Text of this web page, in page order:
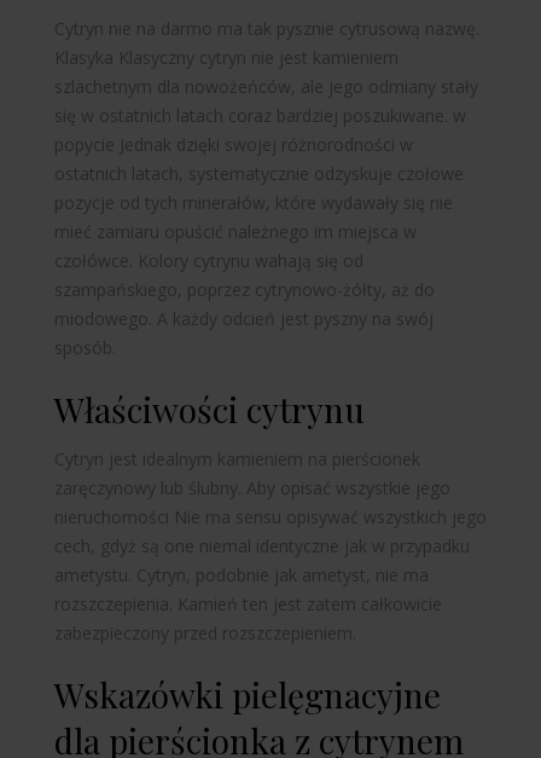
Cytryn nie na darmo ma tak pysznie cytrusową nazwę.
Klasyka Klasyczny cytryn nie jest kamieniem
szlachetnym dla nowożeńców, ale jego odmiany stały
się w ostatnich latach coraz bardziej poszukiwane. w
popycie Jednak dzięki swojej różnorodności w
ostatnich latach, systematycznie odzyskuje czołowe
pozycje od tych minerałów, które wydawały się nie
mieć zamiaru opuścić należnego im miejsca w
czołówce. Kolory cytrynu wahają się od
szampańskiego, poprzez cytrynowo-żółty, aż do
miodowego. A każdy odcień jest pyszny na swój
sposób.
Właściwości cytrynu
Cytryn jest idealnym kamieniem na pierścionek
zaręczynowy lub ślubny. Aby opisać wszystkie jego
nieruchomości Nie ma sensu opisywać wszystkich jego
cech, gdyż są one niemal identyczne jak w przypadku
ametystu. Cytryn, podobnie jak ametyst, nie ma
rozszczepienia. Kamień ten jest zatem całkowicie
zabezpieczony przed rozszczepieniem.
Wskazówki pielęgnacyjne
dla pierścionka z cytrynem